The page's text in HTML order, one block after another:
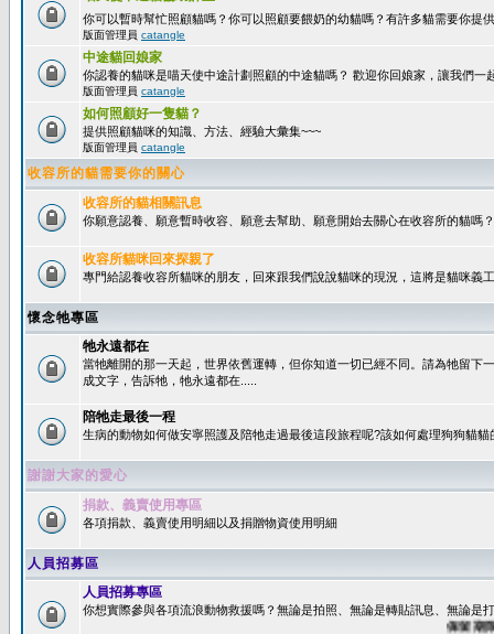
你可以暫時幫忙照顧貓嗎？你可以照顧要餵奶的幼貓嗎？有許多貓需要你提
版面管理員 catangle
中途貓回娘家
你認養的貓咪是喵天使中途計劃照顧的中途貓嗎？ 歡迎你回娘家，讓我們一
版面管理員 catangle
如何照顧好一隻貓？
提供照顧貓咪的知識、方法、經驗大彙集~~~
版面管理員 catangle
收容所的貓需要你的關心
收容所的貓相關訊息
你願意認養、願意暫時收容、願意去幫助、願意開始去關心在收容所的貓嗎？
收容所貓咪回來探親了
專門給認養收容所貓咪的朋友，回來跟我們說說貓咪的現況，這將是貓咪義
懷念牠專區
牠永遠都在
當牠離開的那一天起，世界依舊運轉，但你知道一切已經不同。請為牠留下
成文字，告訴牠，牠永遠都在.....
陪牠走最後一程
生病的動物如何做安寧照護及陪牠走過最後這段旅程呢?該如何處理狗狗貓貓
謝謝大家的愛心
捐款、義賣使用專區
各項捐款、義賣使用明細以及捐贈物資使用明細
人員招募區
人員招募專區
你想實際參與各項流浪動物救援嗎？無論是拍照、無論是轉貼訊息、無論是
保留期限：